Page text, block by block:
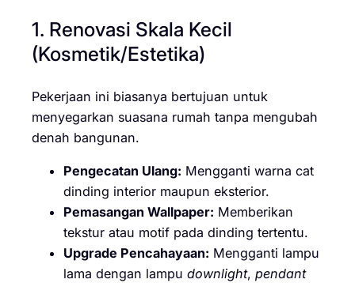
1. Renovasi Skala Kecil
(Kosmetik/Estetika)
Pekerjaan ini biasanya bertujuan untuk
menyegarkan suasana rumah tanpa mengubah
denah bangunan.
Pengecatan Ulang: Mengganti warna cat
dinding interior maupun eksterior.
Pemasangan Wallpaper: Memberikan
tekstur atau motif pada dinding tertentu.
Upgrade Pencahayaan: Mengganti lampu
lama dengan lampu downlight, pendant